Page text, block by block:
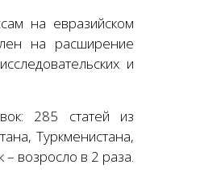
на евразийском
на расширение
и
285 статей из
Туркменистана,
возросло в 2 раза.